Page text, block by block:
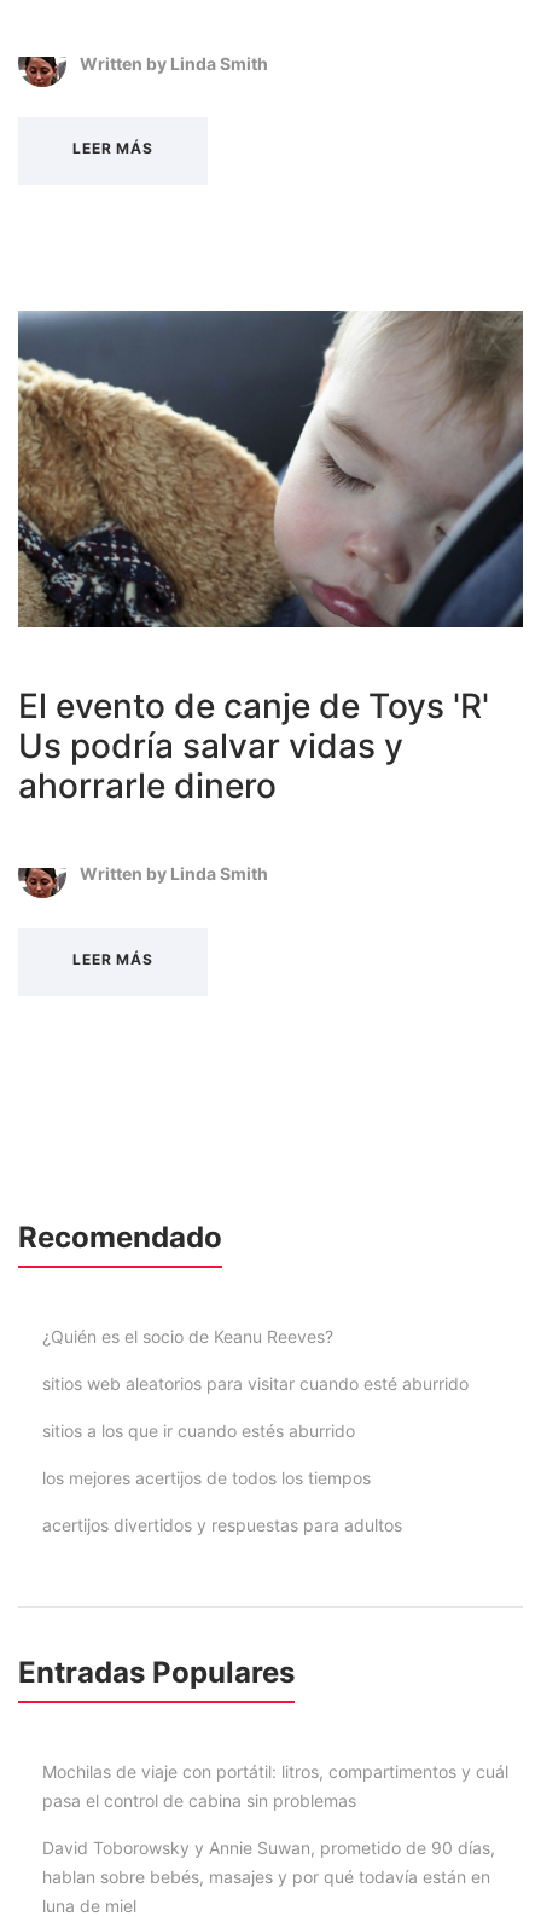
Written by Linda Smith
LEER MÁS
El evento de canje de Toys 'R'
Us podría salvar vidas y
ahorrarle dinero
Written by Linda Smith
LEER MÁS
Recomendado
¿Quién es el socio de Keanu Reeves?
sitios web aleatorios para visitar cuando esté aburrido
sitios a los que ir cuando estés aburrido
los mejores acertijos de todos los tiempos
acertijos divertidos y respuestas para adultos
Entradas Populares
Mochilas de viaje con portátil: litros, compartimentos y cuál
pasa el control de cabina sin problemas
David Toborowsky y Annie Suwan, prometido de 90 días,
hablan sobre bebés, masajes y por qué todavía están en
luna de miel